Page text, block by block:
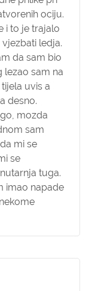
ociju.
i to je trajalo
ledja.
da sam bio
lezao sam na
uvis a
desno.
mozda
sam
mi se
se
tuga.
imao napade